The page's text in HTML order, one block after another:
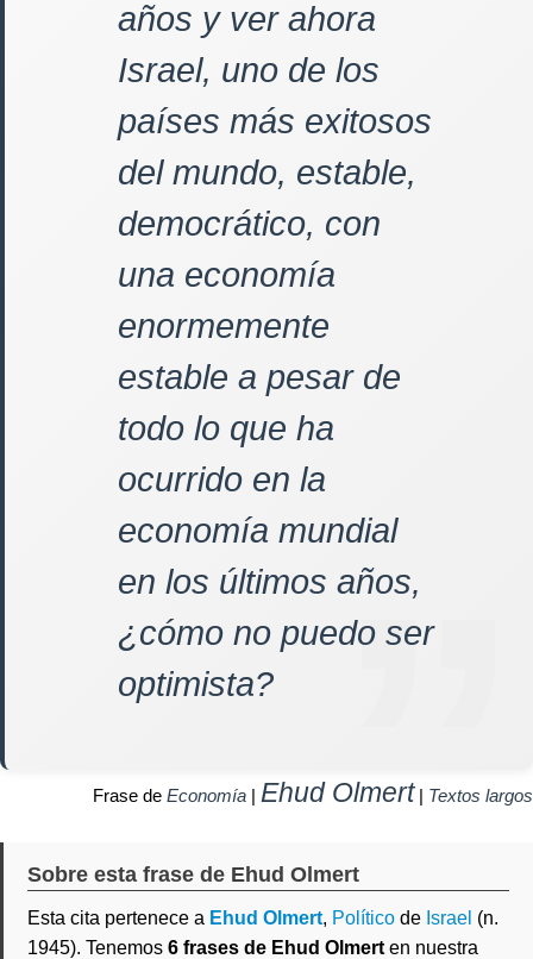
años y ver ahora
Israel, uno de los
países más exitosos
del mundo, estable,
democrático, con
una economía
enormemente
estable a pesar de
todo lo que ha
ocurrido en la
economía mundial
en los últimos años,
¿cómo no puedo ser
optimista?
Frase de Economía | Ehud Olmert| Textos largos
Sobre esta frase de Ehud Olmert
Esta cita pertenece a Ehud Olmert, Político de Israel (n.
1945). Tenemos 6 frases de Ehud Olmert en nuestra